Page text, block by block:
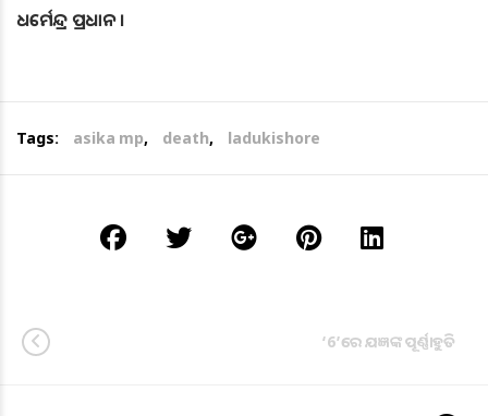
ଧର୍ମେନ୍ଦ୍ର ପ୍ରଧାନ ।
Tags: asika mp, death, ladukishore
‘6’ରେ ଯଜ୍ଞଙ୍କ ପୂର୍ଣ୍ଣାହୁତି